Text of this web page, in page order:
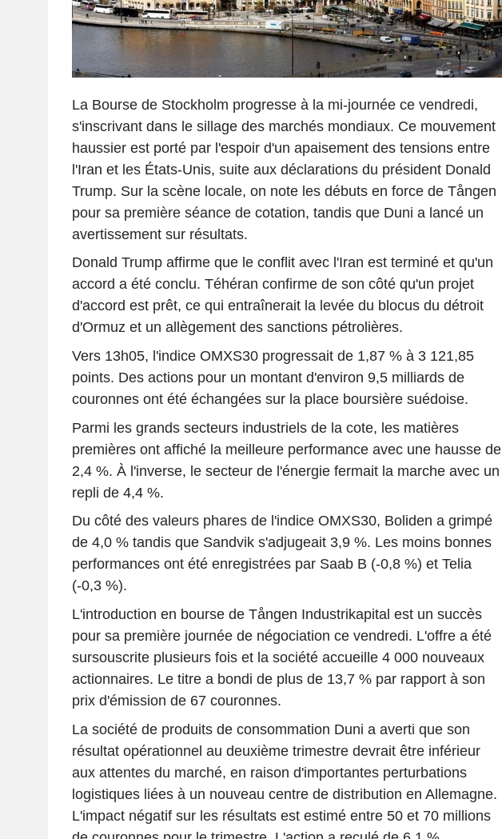
La Bourse de Stockholm progresse à la mi-journée ce vendredi,
s'inscrivant dans le sillage des marchés mondiaux. Ce mouvement
haussier est porté par l'espoir d'un apaisement des tensions entre
l'Iran et les États-Unis, suite aux déclarations du président Donald
Trump. Sur la scène locale, on note les débuts en force de Tången
pour sa première séance de cotation, tandis que Duni a lancé un
avertissement sur résultats.
Donald Trump affirme que le conflit avec l'Iran est terminé et qu'un
accord a été conclu. Téhéran confirme de son côté qu'un projet
d'accord est prêt, ce qui entraînerait la levée du blocus du détroit
d'Ormuz et un allègement des sanctions pétrolières.
Vers 13h05, l'indice OMXS30 progressait de 1,87 % à 3 121,85
points. Des actions pour un montant d'environ 9,5 milliards de
couronnes ont été échangées sur la place boursière suédoise.
Parmi les grands secteurs industriels de la cote, les matières
premières ont affiché la meilleure performance avec une hausse de
2,4 %. À l'inverse, le secteur de l'énergie fermait la marche avec un
repli de 4,4 %.
Du côté des valeurs phares de l'indice OMXS30, Boliden a grimpé
de 4,0 % tandis que Sandvik s'adjugeait 3,9 %. Les moins bonnes
performances ont été enregistrées par Saab B (-0,8 %) et Telia
(-0,3 %).
L'introduction en bourse de Tången Industrikapital est un succès
pour sa première journée de négociation ce vendredi. L'offre a été
sursouscrite plusieurs fois et la société accueille 4 000 nouveaux
actionnaires. Le titre a bondi de plus de 13,7 % par rapport à son
prix d'émission de 67 couronnes.
La société de produits de consommation Duni a averti que son
résultat opérationnel au deuxième trimestre devrait être inférieur
aux attentes du marché, en raison d'importantes perturbations
logistiques liées à un nouveau centre de distribution en Allemagne.
L'impact négatif sur les résultats est estimé entre 50 et 70 millions